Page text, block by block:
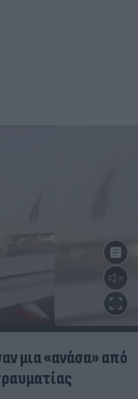
μια «ανάσα» από